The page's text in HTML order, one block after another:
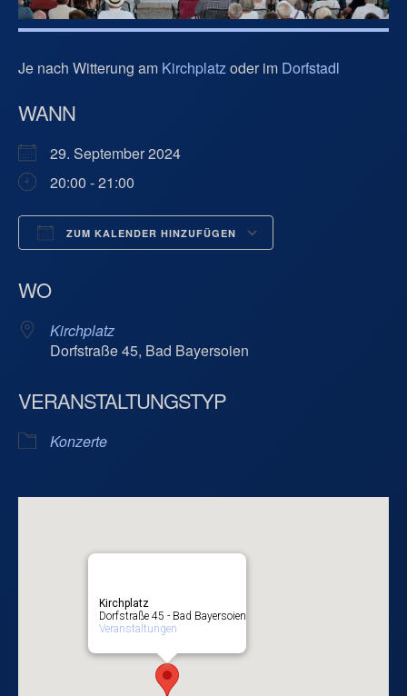
Je nach Witterung am Kirchplatzoder im Dorfstadl
WANN
29. September 2024
20:00 - 21:00
ZUM KALENDER HINZUFÜGEN
WO
Kirchplatz
Dorfstraße 45, Bad Bayersoien
VERANSTALTUNGSTYP
Konzerte
Kirchplatz
Dorfstraße 45 - Bad Bayersoien
Veranstaltungen